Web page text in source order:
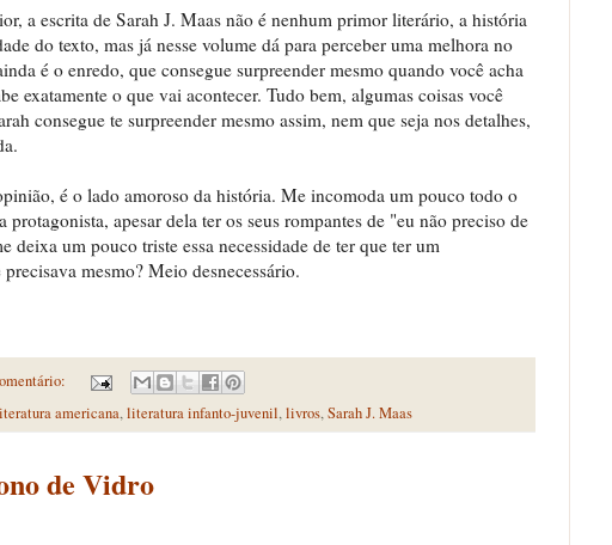
a escrita de Sarah J. Maas não é nenhum primor literário, a história
do texto, mas já nesse volume dá para perceber uma melhora no
é o enredo, que consegue surpreender mesmo quando você acha
exatamente o que vai acontecer. Tudo bem, algumas coisas você
consegue te surpreender mesmo assim, nem que seja nos detalhes,
é o lado amoroso da história. Me incomoda um pouco todo o
apesar dela ter os seus rompantes de "eu não preciso de
deixa um pouco triste essa necessidade de ter que ter um
mesmo? Meio desnecessário.
americana,literatura infanto-juvenil,livros,Sarah J. Maas
de Vidro